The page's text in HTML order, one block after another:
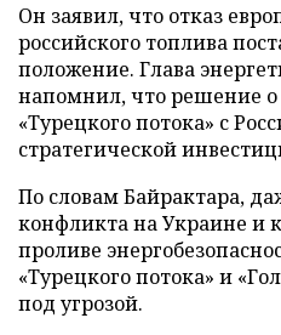
Он заявил, что отказ
российского топлива
положение. Глава
напомнил, что решение о
«Турецкого потока» с
стратегической
По словам Байрактара,
конфликта на Украине и
проливе
«Турецкого потока» и
под угрозой.